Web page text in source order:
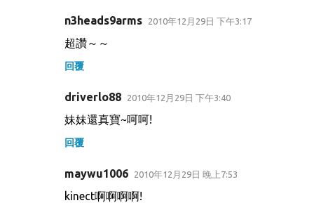
n3heads9arms 2010年12月29日 下午3:17
超讚～～
回覆
driverlo88 2010年12月29日 下午3:40
妹妹還真寶~呵呵!
回覆
maywu1006 2010年12月29日 晚上7:53
kinect啊啊啊啊!